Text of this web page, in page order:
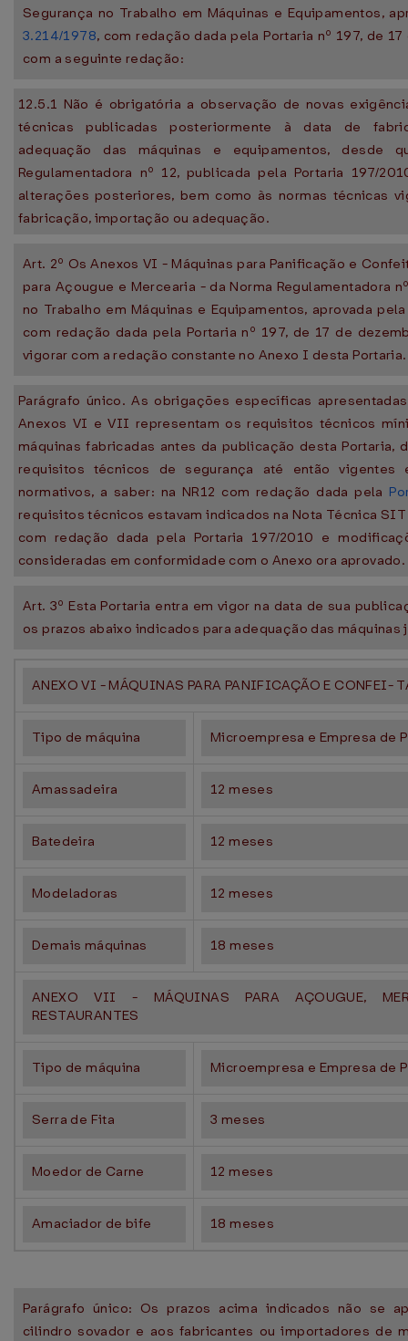
Segurança no Trabalho em Máquinas e Equipamentos,
3.214/1978, com redação dada pela Portaria nº 197, de
com a seguinte redação:
12.5.1 Não é obrigatória a observação de novas
técnicas publicadas posteriormente à data de
adequação das máquinas e equipamentos, desde
Regulamentadora nº 12, publicada pela Portaria 197/
alterações posteriores, bem como às normas técnicas
fabricação, importação ou adequação.
Art. 2º Os Anexos VI - Máquinas para Panificação e
para Açougue e Mercearia - da Norma Regulamentadora
no Trabalho em Máquinas e Equipamentos, aprovada
com redação dada pela Portaria nº 197, de 17 de
vigorar com a redação constante no Anexo I desta Portaria.
Parágrafo único. As obrigações específicas
Anexos VI e VII representam os requisitos técnicos
máquinas fabricadas antes da publicação desta Portaria,
requisitos técnicos de segurança até então vigentes
normativos, a saber: na NR12 com redação dada pela
requisitos técnicos estavam indicados na Nota Técnica SIT
com redação dada pela Portaria 197/2010 e
consideradas em conformidade com o Anexo ora aprovado.
Art. 3º Esta Portaria entra em vigor na data de sua
os prazos abaixo indicados para adequação das máquinas
ANEXO VI - MÁQUINAS PARA PANIFICAÇÃO E CONFEI-
Tipo de máquina Microempresa e Empresa de
Amassadeira 12 meses
Batedeira 12 meses
Modeladoras 12 meses
Demais máquinas 18 meses
ANEXO VII - MÁQUINAS PARA AÇOUGUE,
RESTAURANTES
Tipo de máquina Microempresa e Empresa de
Serra de Fita 3 meses
Moedor de Carne 12 meses
Amaciador de bife 18 meses
Parágrafo único: Os prazos acima indicados não se
cilindro sovador e aos fabricantes ou importadores de